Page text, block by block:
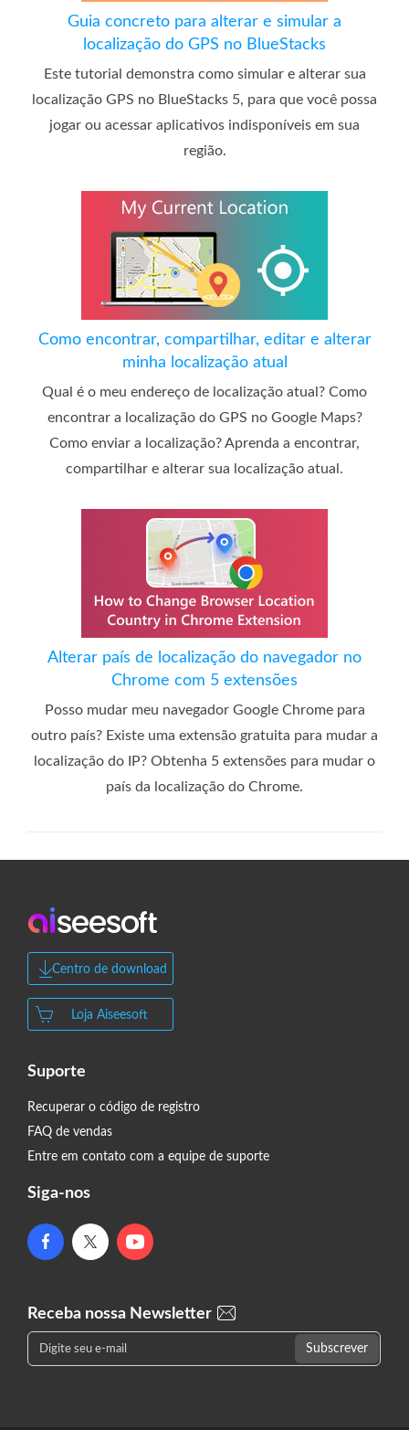
Guia concreto para alterar e simular a
localização do GPS no BlueStacks
Este tutorial demonstra como simular e alterar sua
localização GPS no BlueStacks 5, para que você possa
jogar ou acessar aplicativos indisponíveis em sua
região.
Como encontrar, compartilhar, editar e alterar
minha localização atual
Qual é o meu endereço de localização atual? Como
encontrar a localização do GPS no Google Maps?
Como enviar a localização? Aprenda a encontrar,
compartilhar e alterar sua localização atual.
Alterar país de localização do navegador no
Chrome com 5 extensões
Posso mudar meu navegador Google Chrome para
outro país? Existe uma extensão gratuita para mudar a
localização do IP? Obtenha 5 extensões para mudar o
país da localização do Chrome.
Centro de download
Loja Aiseesoft
Suporte
Recuperar o código de registro
FAQ de vendas
Entre em contato com a equipe de suporte
Siga-nos
Receba nossa Newsletter